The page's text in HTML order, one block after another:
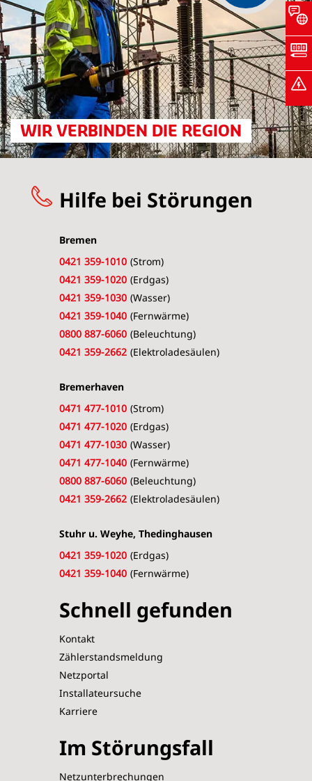
WIR VERBINDEN DIE REGION
Hilfe bei Störungen
Bremen
0421 359-1010 (Strom)
0421 359-1020 (Erdgas)
0421 359-1030 (Wasser)
0421 359-1040 (Fernwärme)
0800 887-6060 (Beleuchtung)
0421 359-2662 (Elektroladesäulen)
Bremerhaven
0471 477-1010 (Strom)
0471 477-1020 (Erdgas)
0471 477-1030 (Wasser)
0471 477-1040 (Fernwärme)
0800 887-6060 (Beleuchtung)
0421 359-2662 (Elektroladesäulen)
Stuhr u. Weyhe, Thedinghausen
0421 359-1020 (Erdgas)
0421 359-1040 (Fernwärme)
Schnell gefunden
Kontakt
Zählerstandsmeldung
Netzportal
Installateursuche
Karriere
Im Störungsfall
Netzunterbrechungen